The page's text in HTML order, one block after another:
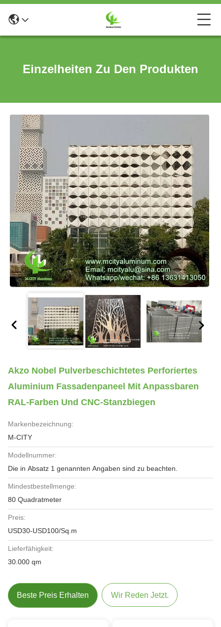
Einzelheiten Zu Den Produkten
Akzo Nobel Pulverbeschichtetes Perforiertes
Aluminium Fassadenpaneel Mit Anpassbaren
RAL-Farben Und CNC-Stanzbiegen
Markenbezeichnung:
M-CITY
Modellnummer:
Die in Absatz 1 genannten Angaben sind zu beachten.
Mindestbestellmenge:
80 Quadratmeter
Preis:
USD30-USD100/Sq.m
Lieferfähigkeit:
30.000 qm
Beste Preis Erhalten Wir Reden Jetzt.